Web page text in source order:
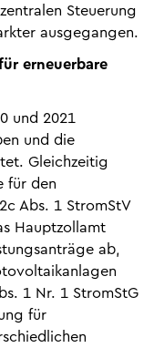
Steuerung
ausgegangen.
erneuerbare
und 2021
und die
Gleichzeitig
für den
Abs. 1 StromStV
Hauptzollamt
ab,
1 Nr. 1 StromStG
für